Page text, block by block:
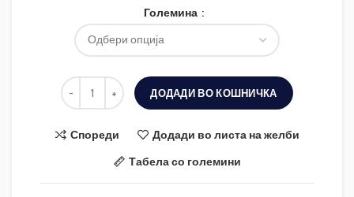
Големина
ДОДАДИ ВО КОШНИЧКА
Спореди
Додади во листа на желби
Табела со големини